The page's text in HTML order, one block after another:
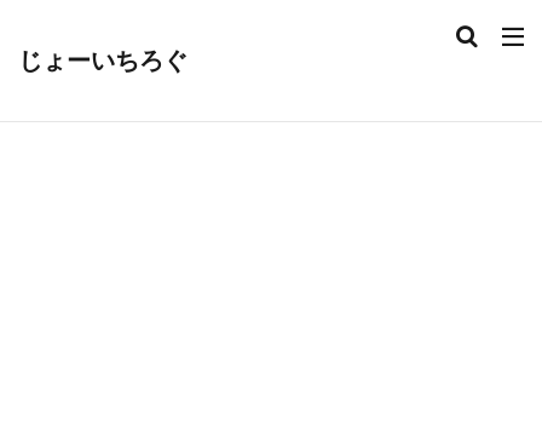
じょーいちろぐ